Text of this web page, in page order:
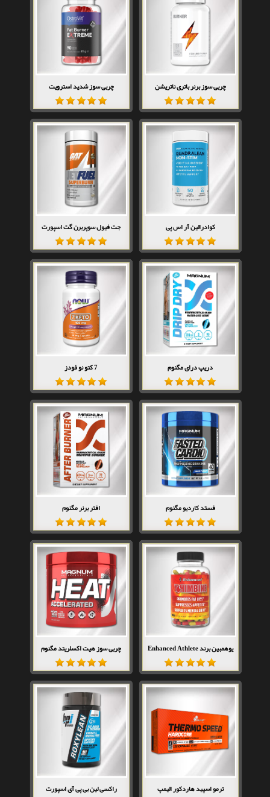
چربی سوز برنر باتری ناتریشن چربی سوز شدید استرویت
کوادرالین آر اس پی جت فیول سوپربرن گت اسپورت
دریپ درای مگنوم 7 کتو نو فودز
فستد کاردیو مگنوم افتر برنر مگنوم
یوهمبین برند Enhanced Athlete چربی سوز هیت اکسلریتد مگنوم
ترمو اسپید هاردکور الیمپ راکسی لین بی پی آی اسپورت